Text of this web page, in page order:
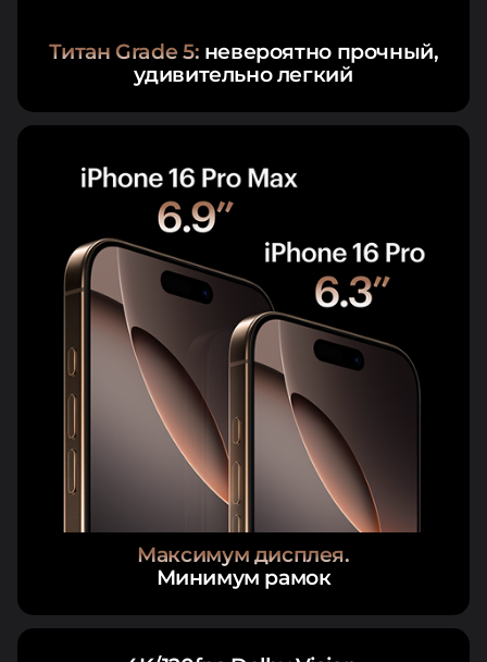
Титан Grade 5: невероятно прочный,
удивительно легкий
Максимум дисплея.
Минимум рамок